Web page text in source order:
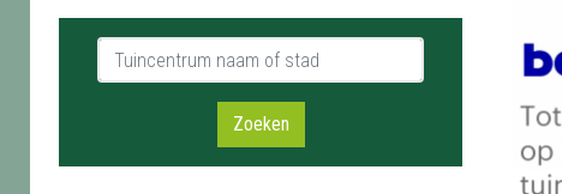
Tuincentrum naam of stad
Zoeken